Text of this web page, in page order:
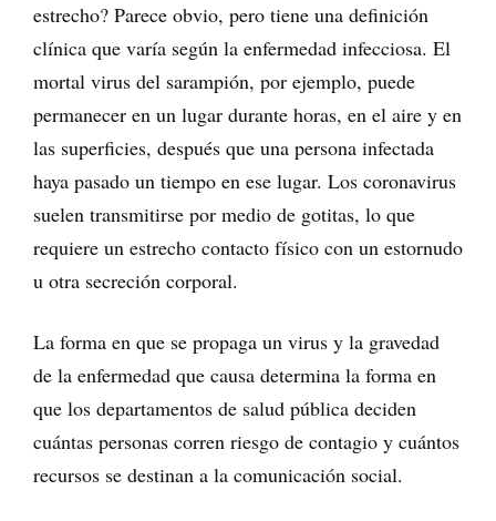
estrecho? Parece obvio, pero tiene una definición
clínica que varía según la enfermedad infecciosa. El
mortal virus del sarampión, por ejemplo, puede
permanecer en un lugar durante horas, en el aire y en
las superficies, después que una persona infectada
haya pasado un tiempo en ese lugar. Los coronavirus
suelen transmitirse por medio de gotitas, lo que
requiere un estrecho contacto físico con un estornudo
u otra secreción corporal.
La forma en que se propaga un virus y la gravedad
de la enfermedad que causa determina la forma en
que los departamentos de salud pública deciden
cuántas personas corren riesgo de contagio y cuántos
recursos se destinan a la comunicación social.